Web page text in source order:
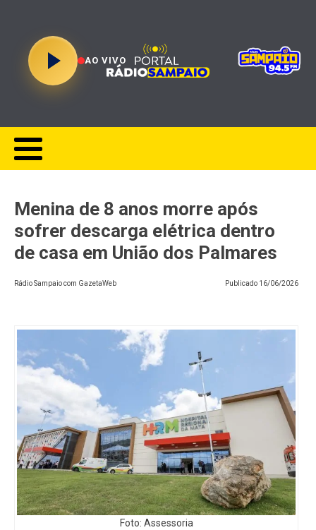
AO VIVO
Menina de 8 anos morre após
sofrer descarga elétrica dentro
de casa em União dos Palmares
Rádio Sampaio com GazetaWeb Publicado 16/06/2026
Foto: Assessoria